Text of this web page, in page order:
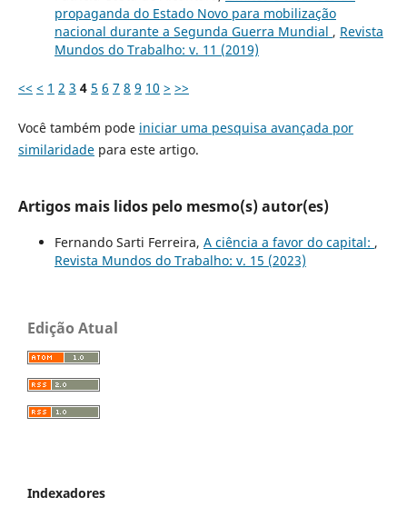
propaganda do Estado Novo para mobilização
nacional durante a Segunda Guerra Mundial , Revista
Mundos do Trabalho: v. 11 (2019)
<< < 1 2 3 4 5 6 7 8 9 10 > >>
Você também pode iniciar uma pesquisa avançada por
similaridadepara este artigo.
Artigos mais lidos pelo mesmo(s) autor(es)
Fernando Sarti Ferreira, A ciência a favor do capital: ,
Revista Mundos do Trabalho: v. 15 (2023)
Edição Atual
Indexadores